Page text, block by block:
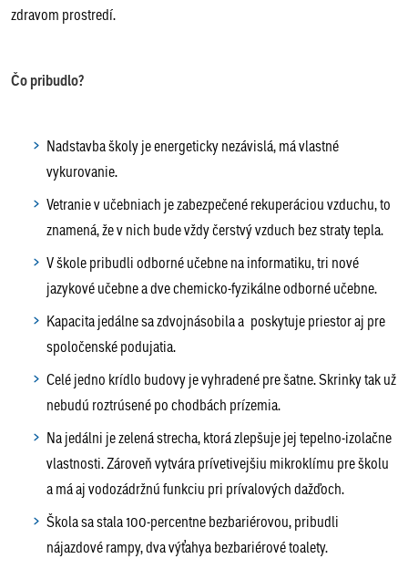
zdravom prostredí.
Čo pribudlo?
Nadstavba školy je energeticky nezávislá, má vlastné
vykurovanie.
Vetranie v učebniach je zabezpečené rekuperáciou vzduchu, to
znamená, že v nich bude vždy čerstvý vzduch bez straty tepla.
V škole pribudli odborné učebne na informatiku, tri nové
jazykové učebne a dve chemicko-fyzikálne odborné učebne.
Kapacita jedálne sa zdvojnásobila a poskytuje priestor aj pre
spoločenské podujatia.
Celé jedno krídlo budovy je vyhradené pre šatne. Skrinky tak už
nebudú roztrúsené po chodbách prízemia.
Na jedálni je zelená strecha, ktorá zlepšuje jej tepelno-izolačne
vlastnosti. Zároveň vytvára prívetivejšiu mikroklímu pre školu
a má aj vodozádržnú funkciu pri prívalových dažďoch.
Škola sa stala 100-percentne bezbariérovou, pribudli
nájazdové rampy, dva výťahya bezbariérové toalety.